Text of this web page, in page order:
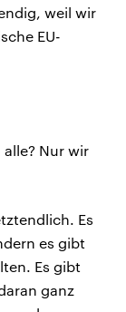
weil wir
EU-
Nur wir
Es
es gibt
Es gibt
ganz